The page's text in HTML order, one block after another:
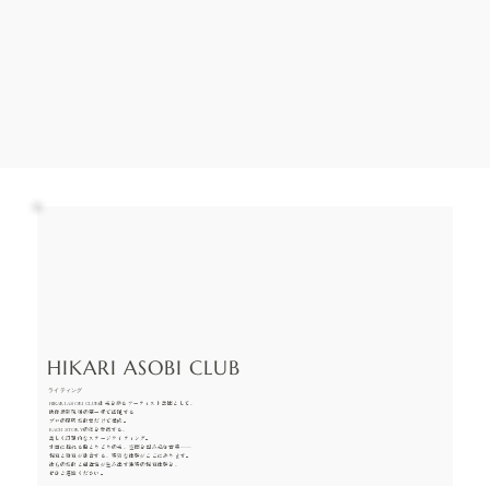
HIKARI ASOBI CLUB
ライティング
HIKARI ASOBI CLUBは光を操るアーティスト集団として、
映像撮影現場の第一線で活躍する
プロの照明技術者だけで構成。
EACH STORYの夜を象徴する、
美しく幻想的なステージライティング。
水面に揺れる色とりどりの光、空間を包み込む音楽――
視覚と聴覚が融合する、特別な体験がここにあります。
彼らの技術と創造性が生み出す独特の視覚体験を、
ぜひご堪能ください。